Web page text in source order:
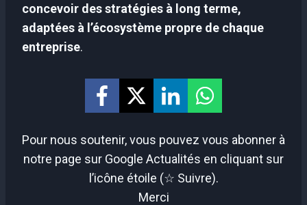
concevoir des stratégies à long terme,
adaptées à l’écosystème propre de chaque
entreprise.
Pour nous soutenir, vous pouvez vous abonner à
notre page sur Google Actualités en cliquant sur
l’icône étoile (☆ Suivre).
Merci